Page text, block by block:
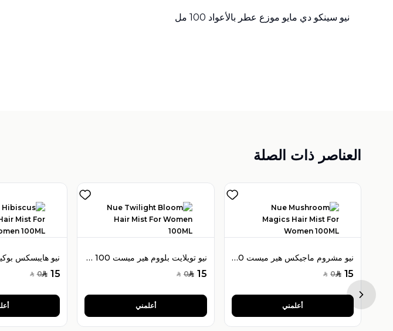
نيو سينكو دي مايو موزع عطر بالأعواد 100 مل
العناصر ذات الصلة
SAR 15
SAR 0
نيو تويلايت بلووم هير ميست 100 مل للنساء
SAR 15
SAR 0
أعلمني
نيو مشروم ماجيكس هير ميست 100 مل للنساء
SAR 15
SAR 0
أعلمني
Next